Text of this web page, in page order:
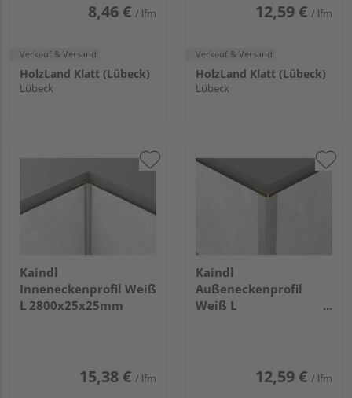
8,46 € / lfm
Verkauf & Versand
HolzLand Klatt (Lübeck)
Lübeck
12,59 € / lfm
Verkauf & Versand
HolzLand Klatt (Lübeck)
Lübeck
Kaindl
Inneneckenprofil Weiß
L 2800x25x25mm
15,38 € / lfm
Kaindl
Außeneckenprofil
Weiß L
12,59 € / lfm